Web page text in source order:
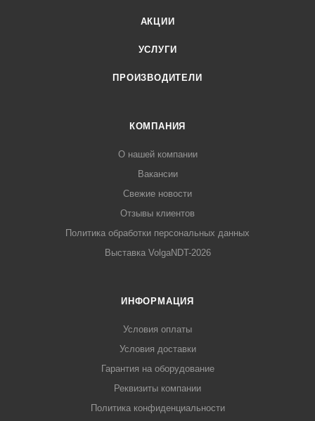
АКЦИИ
УСЛУГИ
ПРОИЗВОДИТЕЛИ
КОМПАНИЯ
О нашей компании
Вакансии
Свежие новости
Отзывы клиентов
Политика обработки персональных данных
Выставка VolgaNDT-2026
ИНФОРМАЦИЯ
Условия оплаты
Условия доставки
Гарантия на оборудование
Реквизиты компании
Политика конфиденциальности